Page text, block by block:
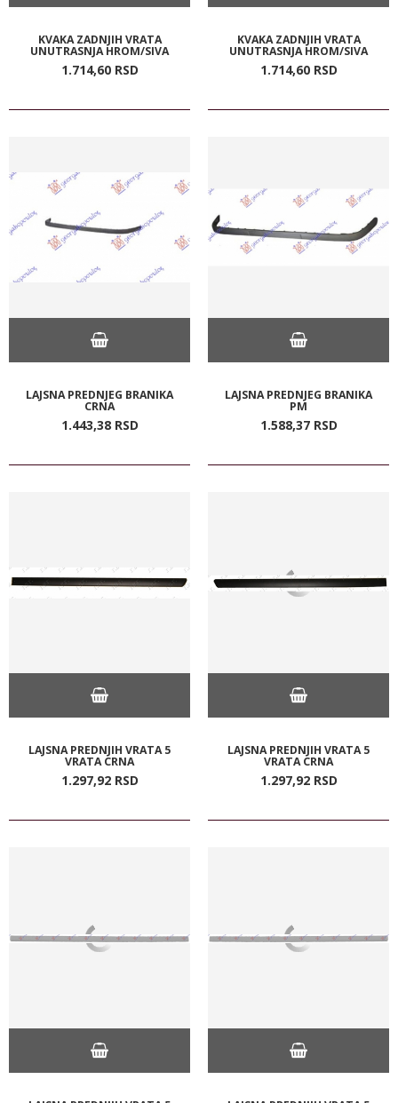
KVAKA ZADNJIH VRATA
UNUTRASNJA HROM/SIVA
1.714,60 RSD
KVAKA ZADNJIH VRATA
UNUTRASNJA HROM/SIVA
1.714,60 RSD
LAJSNA PREDNJEG BRANIKA
CRNA
1.443,38 RSD
LAJSNA PREDNJEG BRANIKA
PM
1.588,37 RSD
LAJSNA PREDNJIH VRATA 5
VRATA CRNA
1.297,92 RSD
LAJSNA PREDNJIH VRATA 5
VRATA CRNA
1.297,92 RSD